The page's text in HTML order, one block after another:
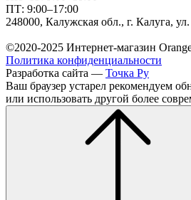
ПТ: 9:00–17:00
248000, Калужская обл., г. Калуга,
©2020-2025 Интернет-магазин
Политика конфиденциальности
Разработка сайта — Точка Ру
Ваш браузер устарел рекомендуем
или использовать другой более